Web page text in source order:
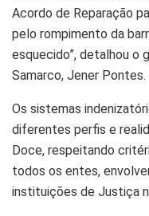
Acordo de Reparação
pelo rompimento da
esquecido”, detalhou o
Samarco, Jener Pontes.
Os sistemas
diferentes perfis e
Doce, respeitando
todos os entes,
instituições de Justiça